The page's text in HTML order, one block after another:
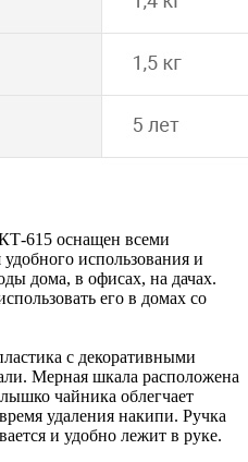
615 оснащен всеми
использования и
дома, в офисах, на дачах.
его в домах со
с декоративными
Мерная шкала расположена
чайника облегчает
удаления накипи. Ручка
и удобно лежит в руке.